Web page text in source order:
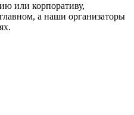
или корпоративу,
главном, а наши организаторы